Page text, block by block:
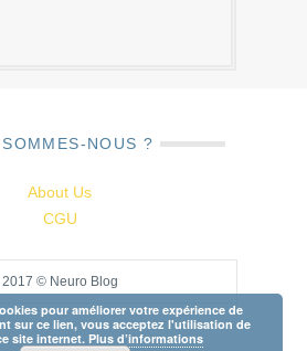
NOUS ?
About Us
CGU
2017 © Neuro Blog
pour améliorer votre expérience de
sur ce lien, vous acceptez l'utilisation de
site internet. Plus d’informations